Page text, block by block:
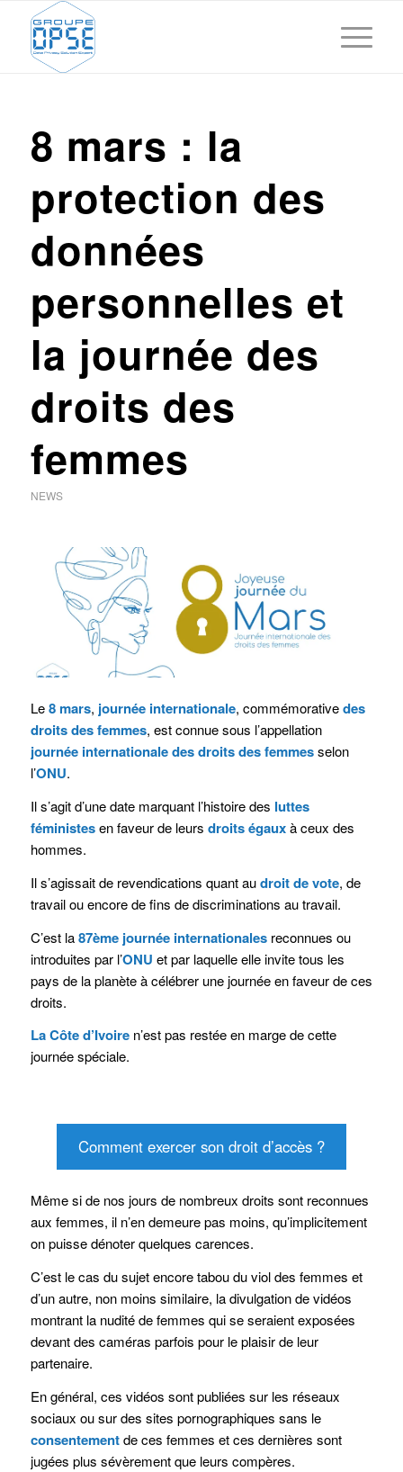
8 mars : la
protection des
données
personnelles et
la journée des
droits des
femmes
NEWS
Le8 mars, journée internationale, commémorativedes
droits des femmes, est connue sous l’appellation
journée internationale des droits des femmesselon
l’ONU.
Il s’agit d’une date marquant l’histoire des luttes
féministesen faveur de leurs droits égauxà ceux des
hommes.
Il s’agissait de revendications quant audroit de vote, de
travail ou encore de fins de discriminations au travail.
C’est la87ème journée internationalesreconnues ou
introduites par l’ONU et par laquelle elle invite tous les
pays de la planète à célébrer une journée en faveur de ces
droits.
La Côte d’Ivoiren’est pas restée en marge de cette
journée spéciale.
Comment exercer son droit d’accès ?
Même si de nos jours de nombreux droits sont reconnues
aux femmes, il n’en demeure pas moins, qu’implicitement
on puisse dénoter quelques carences.
C’est le cas du sujet encore tabou du viol des femmes et
d’un autre, non moins similaire, la divulgation de vidéos
montrant la nudité de femmes qui se seraient exposées
devant des caméras parfois pour le plaisir de leur
partenaire.
En général, ces vidéos sont publiées sur les réseaux
sociaux ou sur des sites pornographiques sans le
consentementde ces femmes et ces dernières sont
jugées plus sévèrement que leurs compères.